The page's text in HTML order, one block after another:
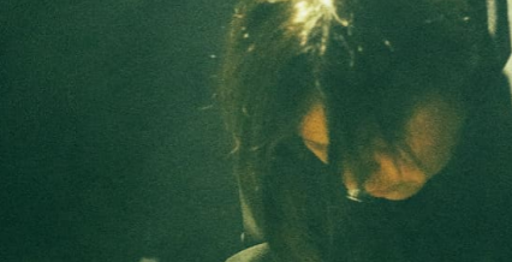
haar queer identiteit, de rituele aspecten
van het leven in een afgesloten ruimte. Ze
en gemoduleerde percussieve objecten samen
montage met invloeden uit beeldende
en Art brut.
when I heard her album A Queer Anthology
percussionist. Since then, I've seen